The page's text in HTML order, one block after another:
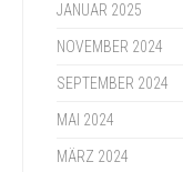
JANUAR 2025
NOVEMBER 2024
SEPTEMBER 2024
MAI 2024
MÄRZ 2024